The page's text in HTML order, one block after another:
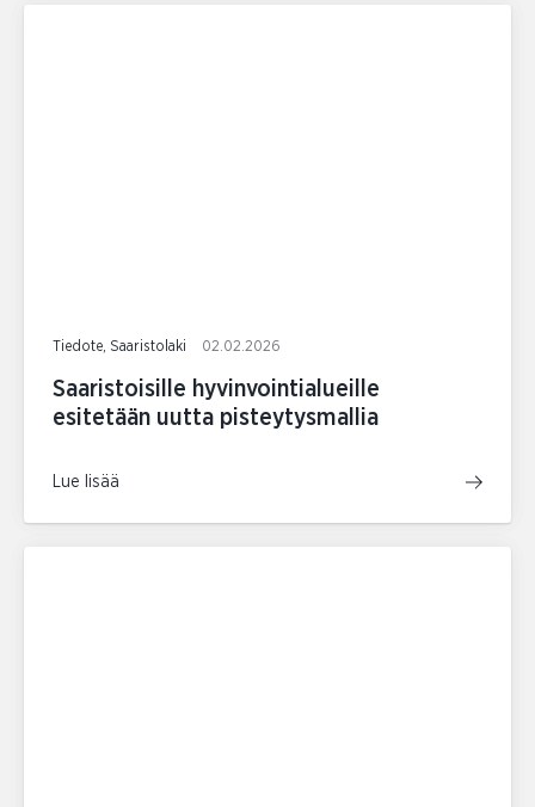
Tiedote, Saaristolaki 02.02.2026
Saaristoisille hyvinvointialueille
esitetään uutta pisteytysmallia
Lue lisää